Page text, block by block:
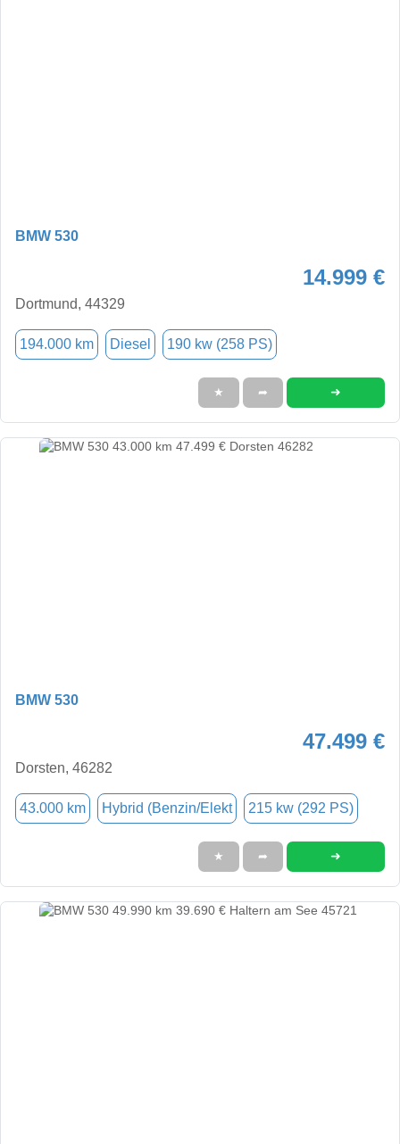
BMW 530
14.999 €
Dortmund, 44329
194.000 km Diesel 190 kw (258 PS)
★ ➦ ➜
BMW 530
47.499 €
Dorsten, 46282
43.000 km Hybrid (Benzin/Elekt 215 kw (292 PS)
★ ➦ ➜